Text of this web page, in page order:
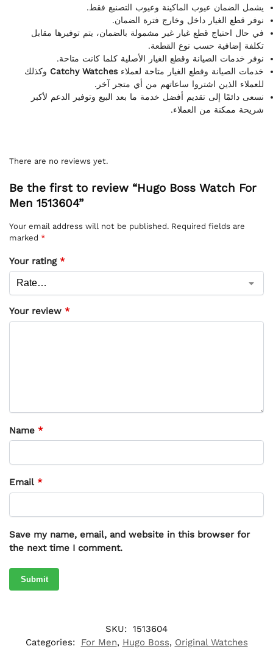
يشمل الضمان عيوب الماكينة وعيوب التصنيع فقط.
نوفر قطع الغيار داخل وخارج فترة الضمان.
في حال احتياج قطع غيار غير مشمولة بالضمان، يتم توفيرها مقابل
تكلفة إضافية حسب نوع القطعة.
نوفر خدمات الصيانة وقطع الغيار الأصلية كلما كانت متاحة.
خدمات الصيانة وقطع الغيار متاحة لعملاءCatchy Watches وكذلك
للعملاء الذين اشتروا ساعاتهم من أي متجر آخر.
نسعى دائمًا إلى تقديم أفضل خدمة ما بعد البيع وتوفير الدعم لأكبر
شريحة ممكنة من العملاء.
There are no reviews yet.
Be the first to review “Hugo Boss Watch For
Men 1513604”
Your email address will not be published. Required fields are
marked *
Your rating *
Your review *
Name *
Email *
Save my name, email, and website in this browser for
the next time I comment.
SKU: 1513604
Categories:
For Men, Hugo Boss, Original Watches